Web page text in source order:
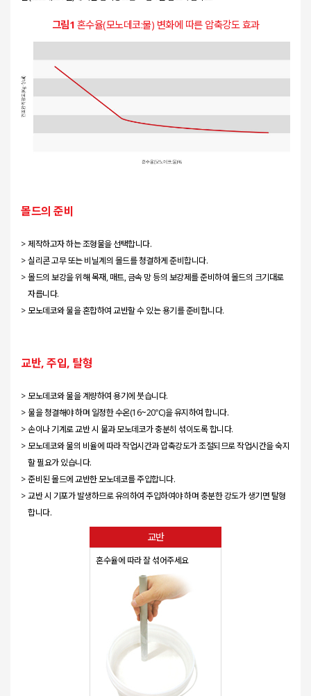
그림1 혼수율(모노데코:물) 변화에 따른 압축강도 효과
몰드의 준비
제작하고자 하는 조형물을 선택합니다.
실리콘 고무 또는 비닐계의 몰드를 청결하게 준비합니다.
몰드의 보강을 위해 목재, 매트, 금속 망 등의 보강제를 준비하여 몰드의 크기대로
자릅니다.
모노데코와 물을 혼합하여 교반할 수 있는 용기를 준비합니다.
교반, 주입, 탈형
모노데코와 물을 계량하여 용기에 붓습니다.
물을 청결해야 하며 일정한 수온(16~20℃)을 유지하여 합니다.
손이나 기계로 교반 시 물과 모노데코가 충분히 섞이도록 합니다.
모노데코와 물의 비율에 따라 작업시간과 압축강도가 조절되므로 작업시간을 숙지
할 필요가 있습니다.
준비된 몰드에 교반한 모노데코를 주입합니다.
교반 시 기포가 발생하므로 유의하여 주입하여야 하며 충분한 강도가 생기면 탈형
합니다.
교반
혼수율에 따라 잘 섞어주세요